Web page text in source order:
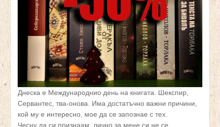
Днеска е Международнио день на книгата. Шекспир,
Сервантес, тва-онова. Има достатъчно важни причини,
кой му е интересно, мое да се запознае с тех.
Чесну да си признаам, лично за мене си не се